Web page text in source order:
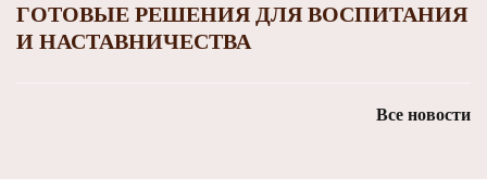
ГОТОВЫЕ РЕШЕНИЯ ДЛЯ ВОСПИТАНИЯ
И НАСТАВНИЧЕСТВА
Все новости